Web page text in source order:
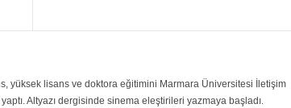
yüksek lisans ve doktora eğitimini Marmara Üniversitesi İletişim
Altyazı dergisinde sinema eleştirileri yazmaya başladı.